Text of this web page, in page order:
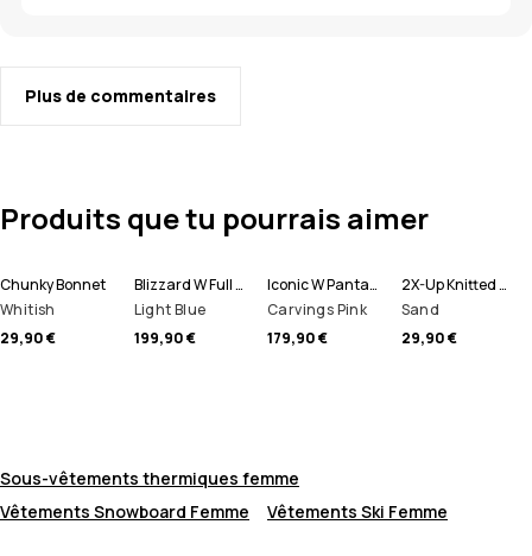
Plus de commentaires
Produits que tu pourrais aimer
Chunky Bonnet
Whitish
29,90 €
Blizzard W Full Zip Veste Snowboard Femme
Light Blue
199,90 €
Iconic W Pantalon de Snowboard Femme
Carvings Pink
179,90 €
2X-Up Knitted Tour de cou
Sand
29,90 €
Sous-vêtements thermiques femme
Vêtements Snowboard Femme
Vêtements Ski Femme